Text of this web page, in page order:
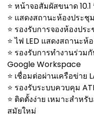
⭐ หน้าจอสัมผัสขนาด
⭐ แสดงสถานะห้องประ
⭐ รองรับการจองห้องป
⭐ ไฟ LED แสดงสถานะห้
⭐ รองรับการทำงานร่ว
Google Workspace
⭐ เชื่อมต่อผ่านเครือข่าย
⭐ รองรับระบบควบคุม
⭐ ติดตั้งง่าย เหมาะสำห
สมัยใหม่